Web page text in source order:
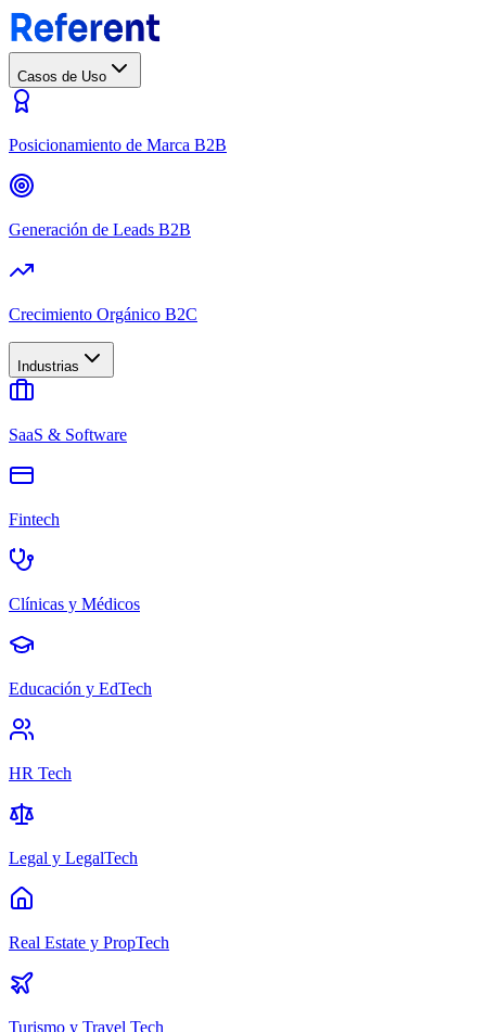
Casos de Uso
Posicionamiento de Marca B2B
Generación de Leads B2B
Crecimiento Orgánico B2C
Industrias
SaaS & Software
Fintech
Clínicas y Médicos
Educación y EdTech
HR Tech
Legal y LegalTech
Real Estate y PropTech
Turismo y Travel Tech